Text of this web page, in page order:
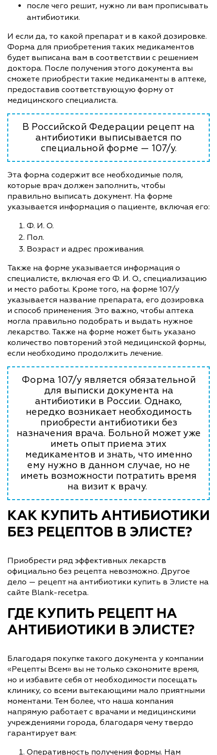
после чего решит, нужно ли вам прописывать
антибиотики.
И если да, то какой препарат и в какой дозировке.
Форма для приобретения таких медикаментов
будет выписана вам в соответствии с решением
доктора. После получения этого документа вы
сможете приобрести такие медикаменты в аптеке,
предоставив соответствующую форму от
медицинского специалиста.
В Российской Федерации рецепт на
антибиотики выписывается по
специальной форме — 107/у.
Эта форма содержит все необходимые поля,
которые врач должен заполнить, чтобы
правильно выписать документ. На форме
указывается информация о пациенте, включая его:
Ф. И. О.
Пол.
Возраст и адрес проживания.
Также на форме указывается информация о
специалисте, включая его Ф. И. О., специализацию
и место работы. Кроме того, на форме 107/у
указывается название препарата, его дозировка
и способ применения. Это важно, чтобы аптека
могла правильно подобрать и выдать нужное
лекарство. Также на форме может быть указано
количество повторений этой медицинской формы,
если необходимо продолжить лечение.
Форма 107/у является обязательной
для выписки документа на
антибиотики в России. Однако,
нередко возникает необходимость
приобрести антибиотики без
назначения врача. Больной может уже
иметь опыт приема этих
медикаментов и знать, что именно
ему нужно в данном случае, но не
иметь возможности потратить время
на визит к врачу.
КАК КУПИТЬ АНТИБИОТИКИ
БЕЗ РЕЦЕПТОВ В ЭЛИСТЕ?
Приобрести ряд эффективных лекарств
официально без рецепта невозможно. Другое
дело — рецепт на антибиотики купить в Элисте на
сайте Blank-recetpa.
ГДЕ КУПИТЬ РЕЦЕПТ НА
АНТИБИОТИКИ В ЭЛИСТЕ?
Благодаря покупке такого документа у компании
«Рецепты Всем» вы не только сэкономите время,
но и избавите себя от необходимости посещать
клинику, со всеми вытекающими мало приятными
моментами. Тем более, что наша компания
напрямую работает с врачами и медицинскими
учреждениями города, благодаря чему твердо
гарантирует вам:
Оперативность получения формы. Нам